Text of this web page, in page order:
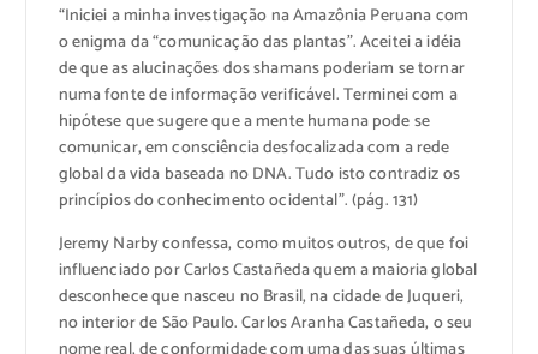
“Iniciei a minha investigação na Amazônia Peruana com
o enigma da “comunicação das plantas”. Aceitei a idéia
de que as alucinações dos shamans poderiam se tornar
numa fonte de informação verificável. Terminei com a
hipótese que sugere que a mente humana pode se
comunicar, em consciência desfocalizada com a rede
global da vida baseada no DNA. Tudo isto contradiz os
princípios do conhecimento ocidental”. (pág. 131)
Jeremy Narby confessa, como muitos outros, de que foi
influenciado por Carlos Castañeda quem a maioria global
desconhece que nasceu no Brasil, na cidade de Juqueri,
no interior de São Paulo. Carlos Aranha Castañeda, o seu